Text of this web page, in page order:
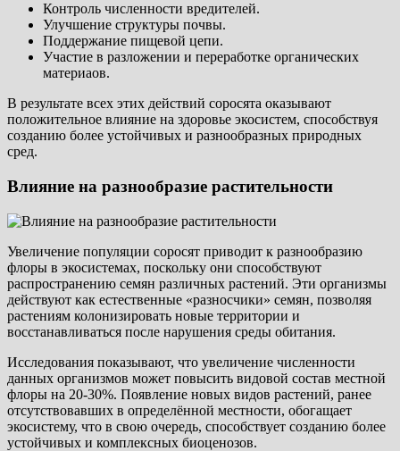
Контроль численности вредителей.
Улучшение структуры почвы.
Поддержание пищевой цепи.
Участие в разложении и переработке органических
материаов.
В результате всех этих действий соросята оказывают
положительное влияние на здоровье экосистем, способствуя
созданию более устойчивых и разнообразных природных
сред.
Влияние на разнообразие растительности
Увеличение популяции соросят приводит к разнообразию
флоры в экосистемах, поскольку они способствуют
распространению семян различных растений. Эти организмы
действуют как естественные «разносчики» семян, позволяя
растениям колонизировать новые территории и
восстанавливаться после нарушения среды обитания.
Исследования показывают, что увеличение численности
данных организмов может повысить видовой состав местной
флоры на 20-30%. Появление новых видов растений, ранее
отсутствовавших в определённой местности, обогащает
экосистему, что в свою очередь, способствует созданию более
устойчивых и комплексных биоценозов.